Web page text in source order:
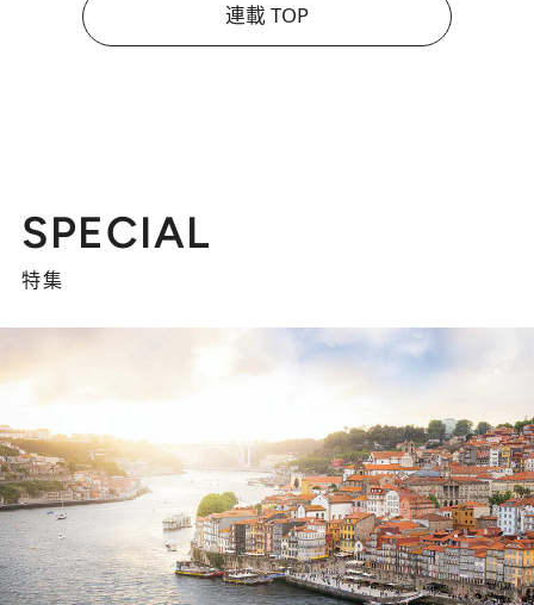
連載 TOP
SPECIAL
特集